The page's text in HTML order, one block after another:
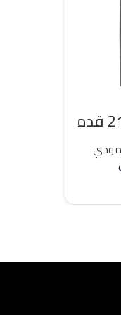
فريزر عمودي فيشر 21 قدم